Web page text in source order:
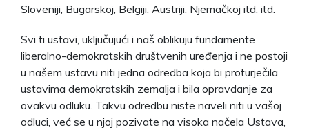
Sloveniji, Bugarskoj, Belgiji, Austriji, Njemačkoj itd, itd.
Svi ti ustavi, uključujući i naš oblikuju fundamente
liberalno-demokratskih društvenih uređenja i ne postoji
u našem ustavu niti jedna odredba koja bi proturječila
ustavima demokratskih zemalja i bila opravdanje za
ovakvu odluku. Takvu odredbu niste naveli niti u vašoj
odluci, već se u njoj pozivate na visoka načela Ustava,